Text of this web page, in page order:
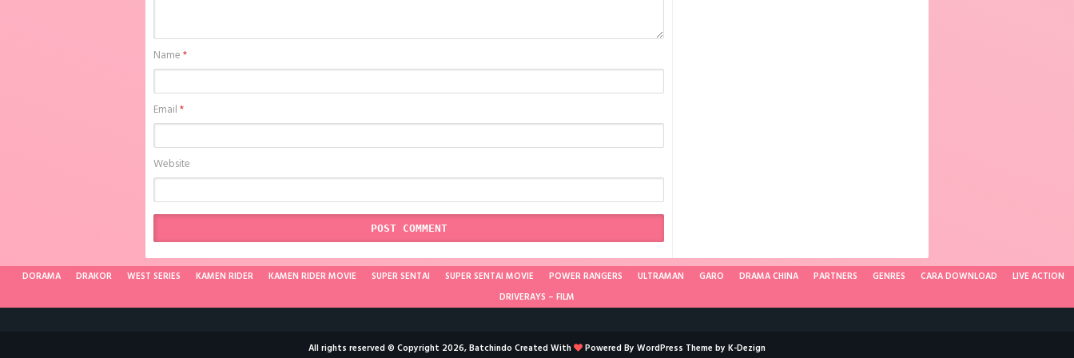
Name*
Email*
Website
DORAMA DRAKOR WEST SERIES KAMEN RIDER KAMEN RIDER MOVIE SUPER SENTAI SUPER SENTAI MOVIE POWER RANGERS ULTRAMAN GARO DRAMA CHINA PARTNERS GENRES CARA DOWNLOAD
LIVE ACTION
DRIVERAYS – FILM
All rights reserved © Copyright 2026, Batchindo Created With Powered By WordPress Theme by K-Dezign